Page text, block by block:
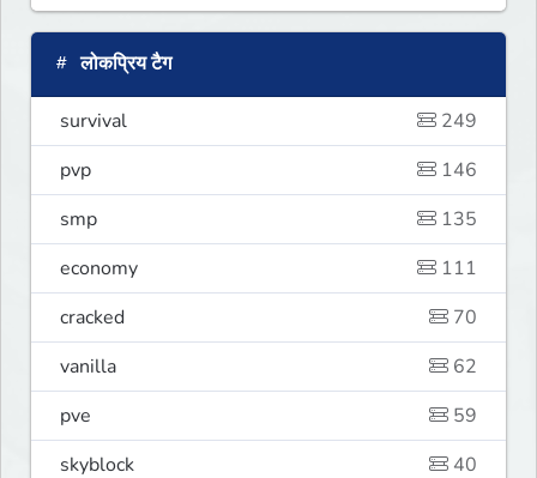
लोकप्रिय टैग
survival
249
pvp
146
smp
135
economy
111
cracked
70
vanilla
62
pve
59
skyblock
40